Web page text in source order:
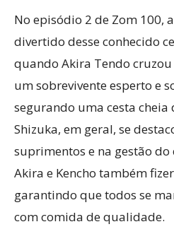
No episódio 2 de Zom 100,
divertido desse conhecido
quando Akira Tendo
um sobrevivente esperto e
segurando uma cesta cheia
Shizuka, em geral, se
suprimentos e na gestão
Akira e Kencho também
garantindo que todos se
com comida de qualidade.